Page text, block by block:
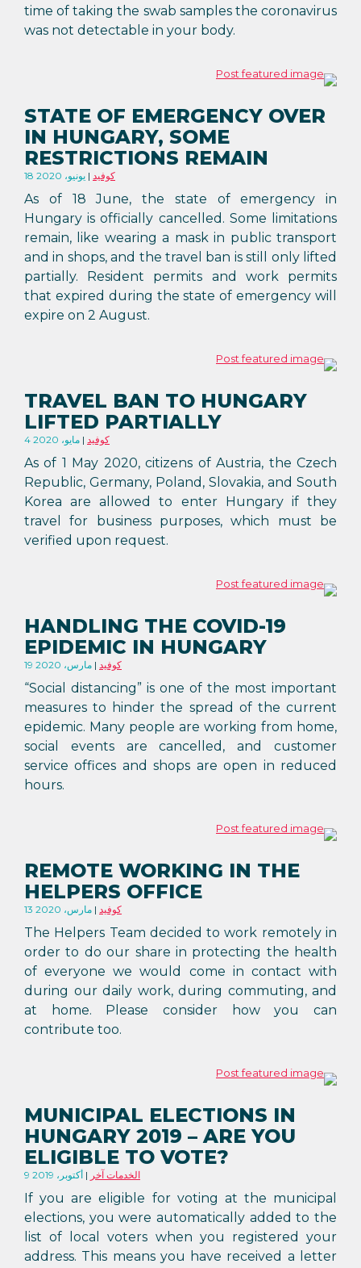
time of taking the swab samples the coronavirus
was not detectable in your body.
STATE OF EMERGENCY OVER
IN HUNGARY, SOME
RESTRICTIONS REMAIN
18 يونيو، 2020 كوفيد
As of 18 June, the state of emergency in
Hungary is officially cancelled. Some limitations
remain, like wearing a mask in public transport
and in shops, and the travel ban is still only lifted
partially. Resident permits and work permits
that expired during the state of emergency will
expire on 2 August.
TRAVEL BAN TO HUNGARY
LIFTED PARTIALLY
4 مايو، 2020 كوفيد
As of 1 May 2020, citizens of Austria, the Czech
Republic, Germany, Poland, Slovakia, and South
Korea are allowed to enter Hungary if they
travel for business purposes, which must be
verified upon request.
HANDLING THE COVID-19
EPIDEMIC IN HUNGARY
19 مارس، 2020 كوفيد
“Social distancing” is one of the most important
measures to hinder the spread of the current
epidemic. Many people are working from home,
social events are cancelled, and customer
service offices and shops are open in reduced
hours.
REMOTE WORKING IN THE
HELPERS OFFICE
13 مارس، 2020 كوفيد
The Helpers Team decided to work remotely in
order to do our share in protecting the health
of everyone we would come in contact with
during our daily work, during commuting, and
at home. Please consider how you can
contribute too.
MUNICIPAL ELECTIONS IN
HUNGARY 2019 – ARE YOU
ELIGIBLE TO VOTE?
9 أكتوبر، 2019 الخدمات آخر
If you are eligible for voting at the municipal
elections, you were automatically added to the
list of local voters when you registered your
address. This means you have received a letter